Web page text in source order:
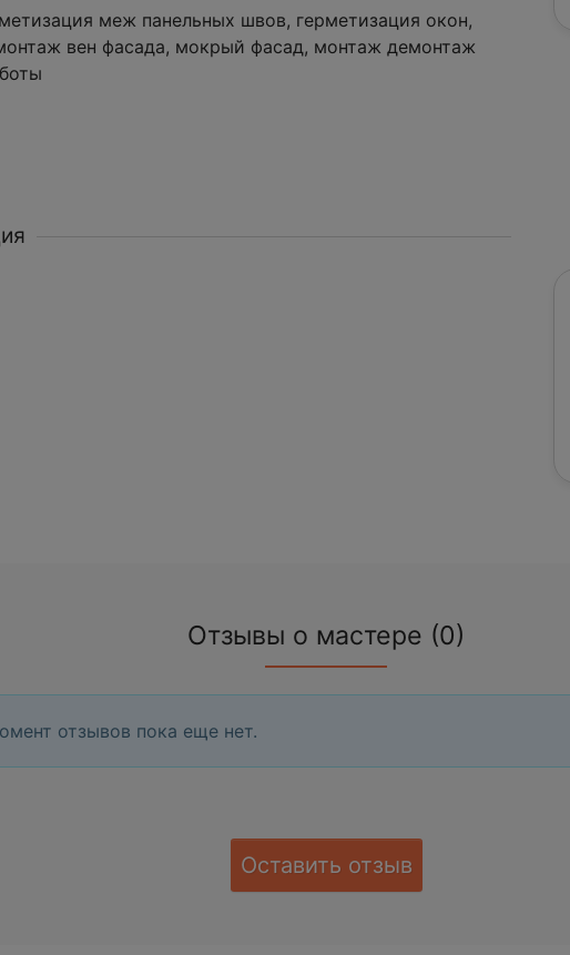
меж панельных швов, герметизация окон,
вен фасада, мокрый фасад, монтаж демонтаж
Отзывы о мастере (0)
отзывов пока еще нет.
Оставить отзыв